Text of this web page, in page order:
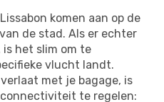
komen aan op de
de stad. Als er echter
is het slim om te
vlucht landt.
met je bagage, is
te regelen: